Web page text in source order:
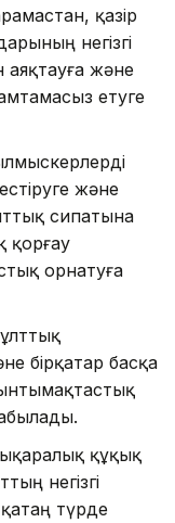
қазір
негізгі
аяқтауға және
етуге
және
сипатына
қорғау
орнатуға
бірқатар басқа
құқық
негізгі
түрде